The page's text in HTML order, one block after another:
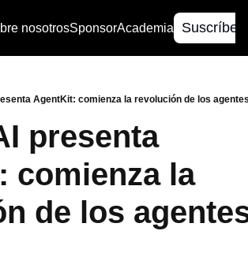
nosotrosSponsorAcademia
AgentKit: comienza la revolución de los
presenta
comienza la
de los